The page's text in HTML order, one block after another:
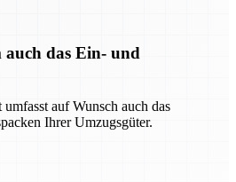
das Ein- und
auf Wunsch auch das
Ihrer Umzugsgüter.